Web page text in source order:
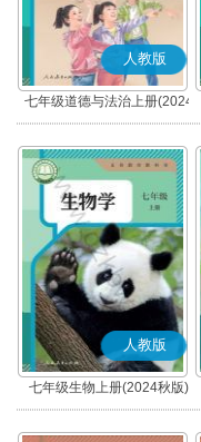
人教版
七年级道德与法治上册(2024
秋版)(部编版)
人教版
七年级生物上册(2024秋版)